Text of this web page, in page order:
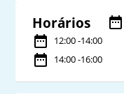
Horários
12:00 -14:00
14:00 -16:00